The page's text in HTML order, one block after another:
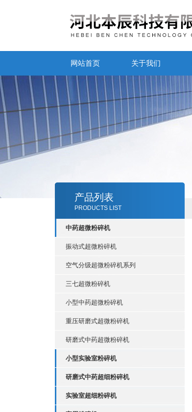
网站首页 关于我们
产品列表
PRODUCTS LIST
中药超微粉碎机
振动式超微粉碎机
空气分级超微粉碎机系列
三七超微粉碎机
小型中药超微粉碎机
重压研磨式超微粉碎机
研磨式中药超微粉碎机
小型实验室粉碎机
研磨式中药超细粉碎机
实验室超细粉碎机